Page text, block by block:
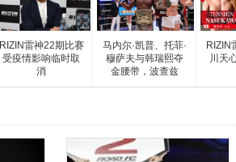
RIZIN雷神22期比赛
受疫情影响临时取
消
马内尔·凯普、托菲·
穆萨夫与韩瑞熙夺
金腰带，波查兹
RIZIN
川天